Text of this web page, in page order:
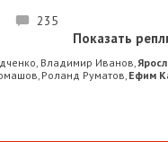
235
Показать
, Владимир Иванов,
, Роланд Руматов, Ефим